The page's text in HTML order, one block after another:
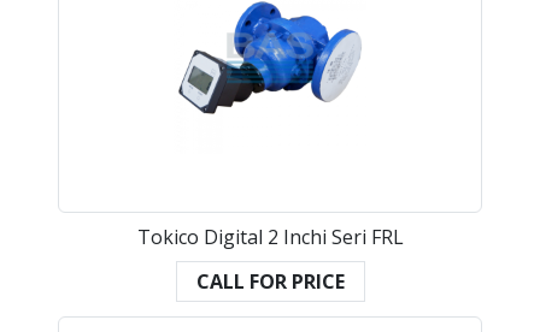
Tokico Digital 2 Inchi Seri FRL
CALL FOR PRICE